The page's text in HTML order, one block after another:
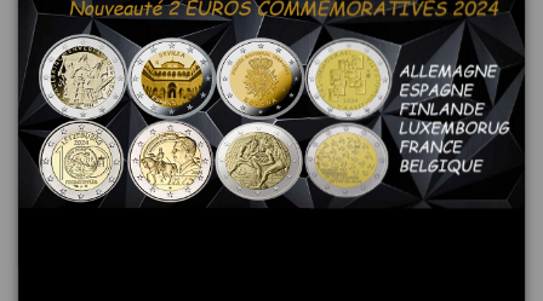
Type : BU
Métal : Bi-Métallique
Référence 9642BU
En stock 1 Produit
État Nouveau